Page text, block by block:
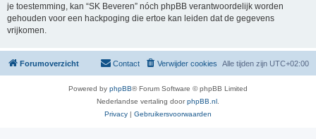
je toestemming, kan “SK Beveren” nóch phpBB verantwoordelijk worden
gehouden voor een hackpoging die ertoe kan leiden dat de gegevens
vrijkomen.
Forumoverzicht Alle tijden zijn UTC+02:00
Verwijder cookies
Contact
Powered by phpBB® Forum Software © phpBB Limited
Nederlandse vertaling doorphpBB.nl
Privacy | Gebruikersvoorwaarden